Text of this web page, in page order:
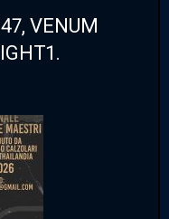
VENUM